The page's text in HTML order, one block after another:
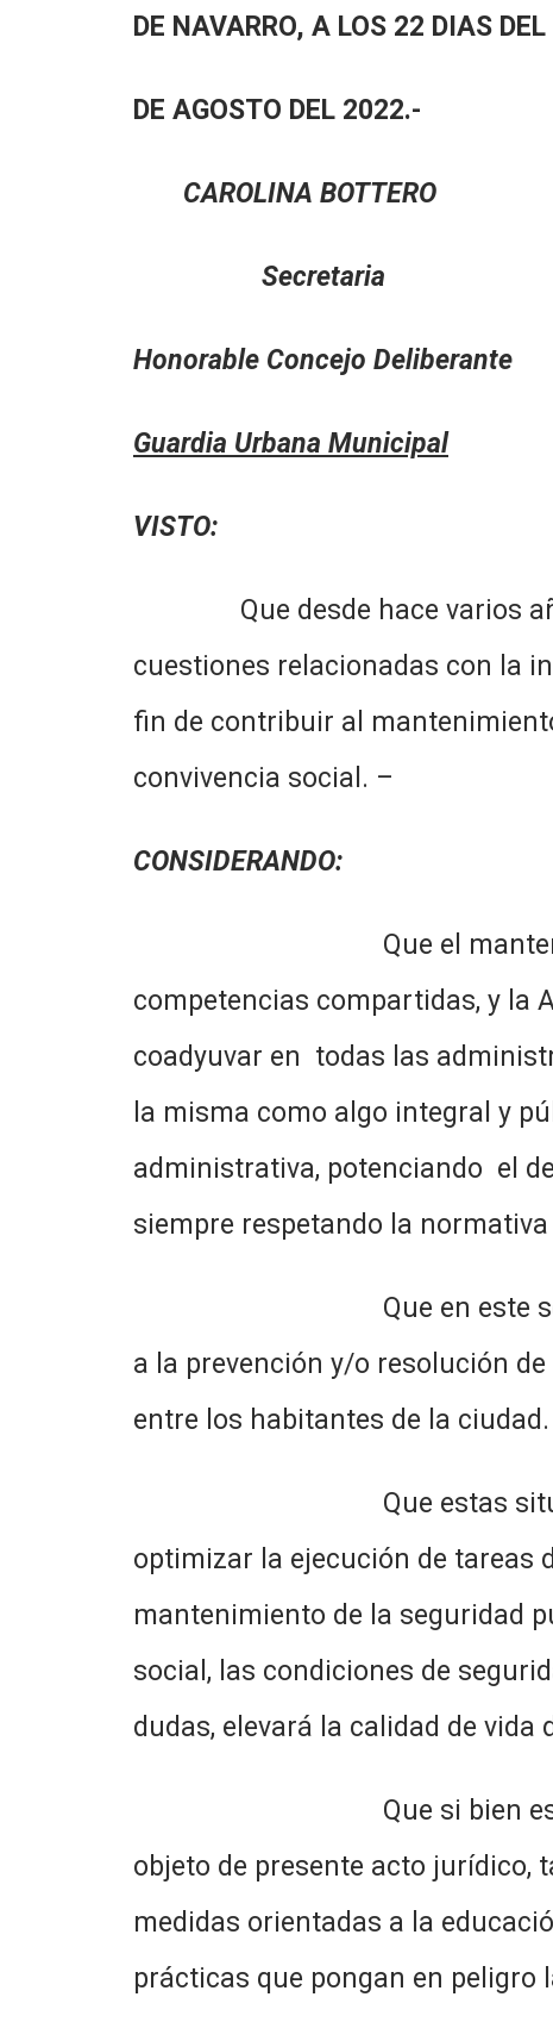
DE NAVARRO, A LOS 22 DIAS
DE AGOSTO DEL 2022.-
CAROLINA
Honorable Concejo
Guardia Urbana Municipal
VISTO:
Que desde hace varios años
cuestiones relacionadas con la
fin de contribuir al
convivencia social. –
CONSIDERANDO:
Que el mantenimiento de
competencias compartidas, y la
coadyuvar en todas las
la misma como algo integral y
administrativa, potenciando el
siempre respetando la
Que en este sentido el
a la prevención y/o resolución
entre los habitantes de la ciudad.
Que estas situaciones se
optimizar la ejecución de tareas
mantenimiento de la seguridad
social, las condiciones de
dudas, elevará la calidad de vida
Que si bien es sabido
objeto de presente acto jurídico,
medidas orientadas a la
prácticas que pongan en peligro